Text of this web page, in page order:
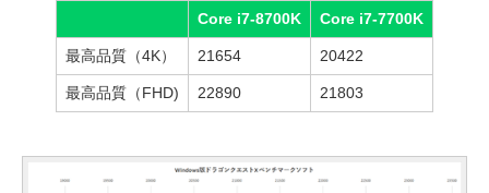
Core i7-8700K
Core i7-7700K
最高品質（4K） 21654 20422
最高品質（FHD) 22890 21803